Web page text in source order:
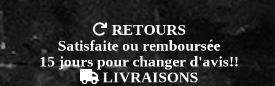
 RETOURS
Satisfaite ou remboursée
15 jours pour changer d'avis!!
 LIVRAISONS